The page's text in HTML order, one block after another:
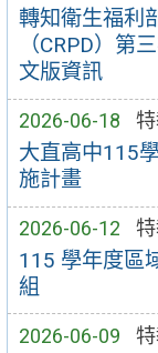
轉知衛生福利
（CRPD）第
文版資訊
2026-06-18
大直高中115
施計畫
2026-06-12
115 學年度區
組
2026-06-09